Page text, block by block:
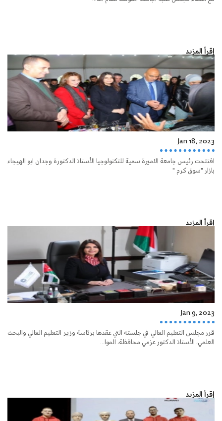
إقرأ المزيد
Jan 18, 2023
افتتحت رئيس جامعة الاميرة سمية للتكنولوجيا الأستاذ الدكتورة وجدان ابو الهيجاء
بازار "سوق كرم "
إقرأ المزيد
Jan 9, 2023
قرر مجلس التعليم العالي في جلسته التي عقدها برئاسة وزير التعليم العالي والبحث
العلمي، الأستاذ الدكتور عزمي محافظة، الموا...
إقرأ المزيد